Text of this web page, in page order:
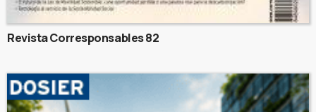
Revista Corresponsables 82